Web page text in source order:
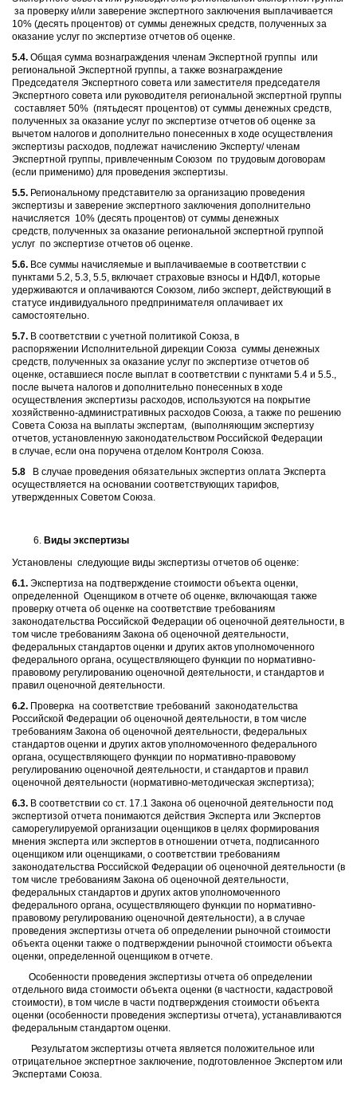
за проверку и/или заверение экспертного заключения выплачивается
10% (десять процентов) от суммы денежных средств, полученных за
оказание услуг по экспертизе отчетов об оценке.
5.4. Общая сумма вознаграждения членам Экспертной группы или
региональной Экспертной группы, а также вознаграждение
Председателя Экспертного совета или заместителя председателя
Экспертного совета или руководителя региональной экспертной группы
составляет 50% (пятьдесят процентов) от суммы денежных средств,
полученных за оказание услуг по экспертизе отчетов об оценке за
вычетом налогов и дополнительно понесенных в ходе осуществления
экспертизы расходов, подлежат начислению Эксперту/ членам
Экспертной группы, привлеченным Союзом по трудовым договорам
(если применимо) для проведения экспертизы.
5.5. Региональному представителю за организацию проведения
экспертизы и заверение экспертного заключения дополнительно
начисляется 10% (десять процентов) от суммы денежных
средств, полученных за оказание региональной экспертной группой
услуг по экспертизе отчетов об оценке.
5.6. Все суммы начисляемые и выплачиваемые в соответствии с
пунктами 5.2, 5.3, 5.5, включает страховые взносы и НДФЛ, которые
удерживаются и оплачиваются Союзом, либо эксперт, действующий в
статусе индивидуального предпринимателя оплачивает их
самостоятельно.
5.7. В соответствии с учетной политикой Союза, в
распоряжении Исполнительной дирекции Союза суммы денежных
средств, полученных за оказание услуг по экспертизе отчетов об
оценке, оставшиеся после выплат в соответствии с пунктами 5.4 и 5.5.,
после вычета налогов и дополнительно понесенных в ходе
осуществления экспертизы расходов, используются на покрытие
хозяйственно-административных расходов Союза, а также по решению
Совета Союза на выплаты экспертам, (выполняющим экспертизу
отчетов, установленную законодательством Российской Федерации
в случае, если она поручена отделом Контроля Союза.
5.8 В случае проведения обязательных экспертиз оплата Эксперта
осуществляется на основании соответствующих тарифов,
утвержденных Советом Союза.
Виды экспертизы
Установлены следующие виды экспертизы отчетов об оценке:
6.1. Экспертиза на подтверждение стоимости объекта оценки,
определенной Оценщиком в отчете об оценке, включающая также
проверку отчета об оценке на соответствие требованиям
законодательства Российской Федерации об оценочной деятельности, в
том числе требованиям Закона об оценочной деятельности,
федеральных стандартов оценки и других актов уполномоченного
федерального органа, осуществляющего функции по нормативно-
правовому регулированию оценочной деятельности, и стандартов и
правил оценочной деятельности.
6.2. Проверка на соответствие требований законодательства
Российской Федерации об оценочной деятельности, в том числе
требованиям Закона об оценочной деятельности, федеральных
стандартов оценки и других актов уполномоченного федерального
органа, осуществляющего функции по нормативно-правовому
регулированию оценочной деятельности, и стандартов и правил
оценочной деятельности (нормативно-методическая экспертиза);
6.3. В соответствии со ст. 17.1 Закона об оценочной деятельности под
экспертизой отчета понимаются действия Эксперта или Экспертов
саморегулируемой организации оценщиков в целях формирования
мнения эксперта или экспертов в отношении отчета, подписанного
оценщиком или оценщиками, о соответствии требованиям
законодательства Российской Федерации об оценочной деятельности (в
том числе требованиям Закона об оценочной деятельности,
федеральных стандартов и других актов уполномоченного
федерального органа, осуществляющего функции по нормативно-
правовому регулированию оценочной деятельности), а в случае
проведения экспертизы отчета об определении рыночной стоимости
объекта оценки также о подтверждении рыночной стоимости объекта
оценки, определенной оценщиком в отчете.
Особенности проведения экспертизы отчета об определении
отдельного вида стоимости объекта оценки (в частности, кадастровой
стоимости), в том числе в части подтверждения стоимости объекта
оценки (особенности проведения экспертизы отчета), устанавливаются
федеральным стандартом оценки.
Результатом экспертизы отчета является положительное или
отрицательное экспертное заключение, подготовленное Экспертом или
Экспертами Союза.